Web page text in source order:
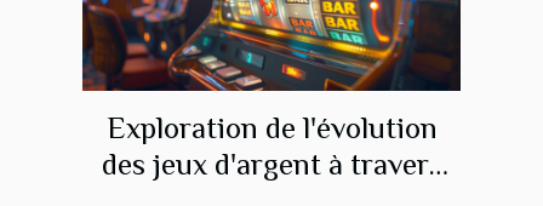
Exploration de l'évolution
des jeux d'argent à travers